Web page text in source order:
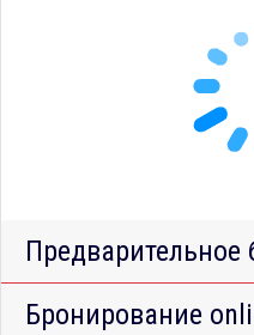
Предварительное
Бронирование